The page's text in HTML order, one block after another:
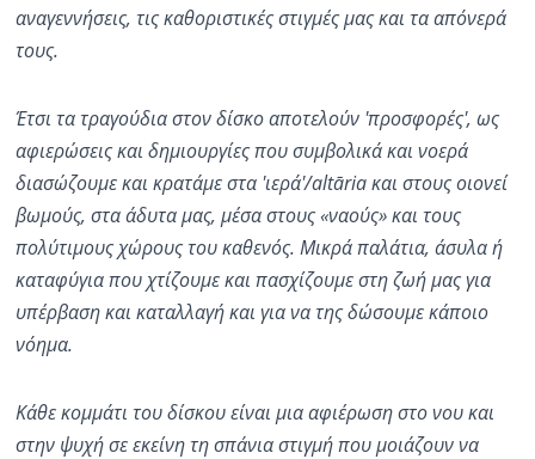
αναγεννήσεις, τις καθοριστικές στιγμές μας και τα απόνερά
τους.
Έτσι τα τραγούδια στον δίσκο αποτελούν 'προσφορές', ως
αφιερώσεις και δημιουργίες που συμβολικά και νοερά
διασώζουμε και κρατάμε στα 'ιερά'/altāria και στους οιονεί
βωμούς, στα άδυτα μας, μέσα στους «ναούς» και τους
πολύτιμους χώρους του καθενός. Μικρά παλάτια, άσυλα ή
καταφύγια που χτίζουμε και πασχίζουμε στη ζωή μας για
υπέρβαση και καταλλαγή και για να της δώσουμε κάποιο
νόημα.
Κάθε κομμάτι του δίσκου είναι μια αφιέρωση στο νου και
στην ψυχή σε εκείνη τη σπάνια στιγμή που μοιάζουν να